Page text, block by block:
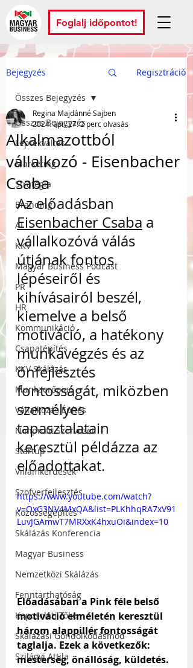
Foglalj időpontot!
Bejegyzés Regisztráció
Összes Bejegyzés
Léptékváltás
Marketing
Stratégia
Branding
AI
KKV
Magyar Business Podcast
PR
HR
Kommunikáció
Csapatépítés
KKV Skálázás
Munkaerőpiac
Vállalkozás Építés
Nonprofit Szervezet
Startup
Villámkérdések
Szofverfejlesztés
Közösségépítés
Skálázás Konferencia
Magyar Business
Nemzetközi Skálázás
Fenntarthatóság
Kapcsolati Tőke
Skálázási Gondolkodásmód
Szilágyi Attila
Összes Bejegyzés
Alkalmazottból
vállalkozó - Eisenbacher
Csaba
Regina Majdánné Sajben
2024. ápr. 27.2 perc olvasás
Az előadásban
Eisenbacher Csaba a
vállalkozóvá válás
útjának fontos
lépéseiről és
kihívásairól beszél,
kiemelve a belső
motiváció, a hatékony
munkavégzés és az
önfejlesztés
fontosságát, miközben
személyes
tapasztalatain
keresztül példázza az
előadottakat.
https://www.youtube.com/watch?
v=OxG3NV4MxQA&list=PLKhhqRA7xV91
LuvJGAmwT7MRXxK4hxuOi&index=10
Előadásában a Pink féle belső
motiváció elméletén keresztül
három alappillér fontosságát
taglalja. Ezek a következők:
mesterség, önállóság, küldetés.